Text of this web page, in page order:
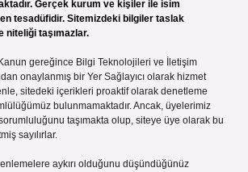
Gerçek kurum ve kişiler ile isim
tesadüfidir. Sitemizdeki bilgiler taslak
niteliği taşımazlar.
gereğince Bilgi Teknolojileri ve İletişim
onaylanmış bir Yer Sağlayıcı olarak hizmet
sitedeki içerikleri proaktif olarak denetleme
bulunmamaktadır. Ancak, üyelerimiz
taşımakta olup, siteye üye olarak bu
sayılırlar.
aykırı olduğunu düşündüğünüz